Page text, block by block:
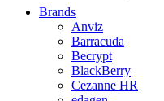
Brands
Anviz
Barracuda
Becrypt
BlackBerry
Cezanne HR